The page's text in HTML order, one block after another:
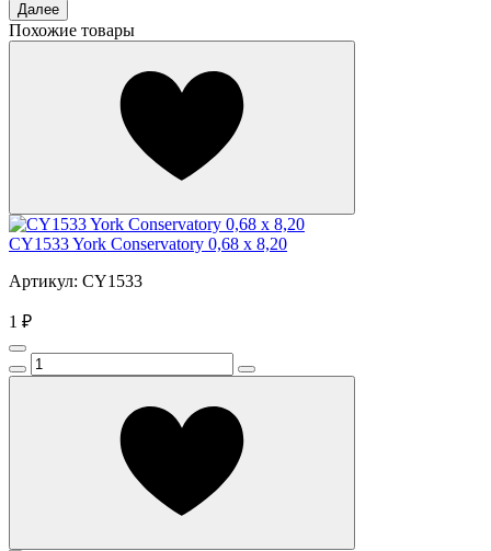
Далее
Похожие товары
CY1533 York Conservatory 0,68 x 8,20
Артикул: CY1533
1 ₽